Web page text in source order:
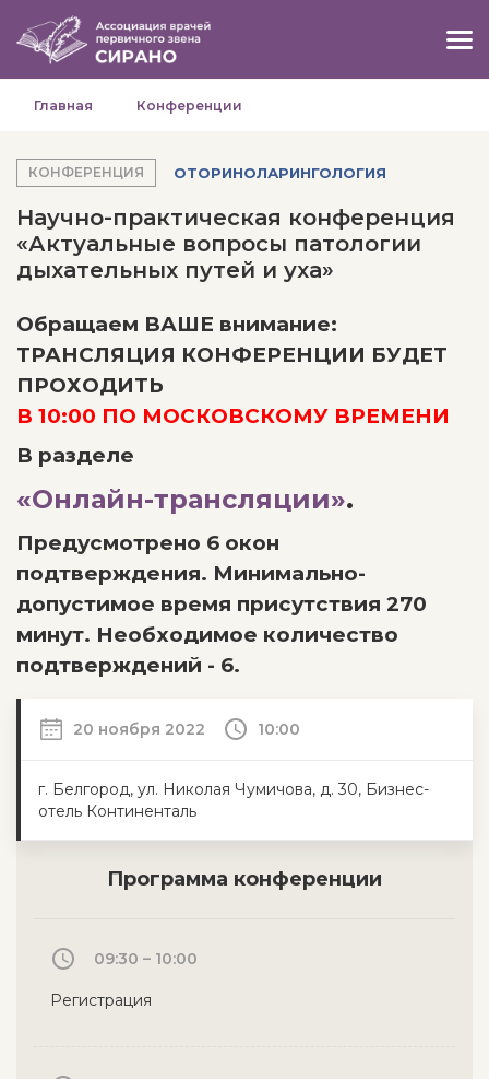
Главная Конференции
КОНФЕРЕНЦИЯ ОТОРИНОЛАРИНГОЛОГИЯ
Научно-практическая конференция
«Актуальные вопросы патологии
дыхательных путей и уха»
Обращаем ВАШЕ внимание:
ТРАНСЛЯЦИЯ КОНФЕРЕНЦИИ БУДЕТ
ПРОХОДИТЬ
В 10:00 ПО МОСКОВСКОМУ ВРЕМЕНИ
В разделе
«Онлайн-трансляции».
Предусмотрено 6 окон
подтверждения. Минимально-
допустимое время присутствия 270
минут. Необходимое количество
подтверждений - 6.
20 ноября 2022 10:00
г. Белгород, ул. Николая Чумичова, д. 30, Бизнес-
отель Континенталь
Программа конференции
09:30 – 10:00
Регистрация